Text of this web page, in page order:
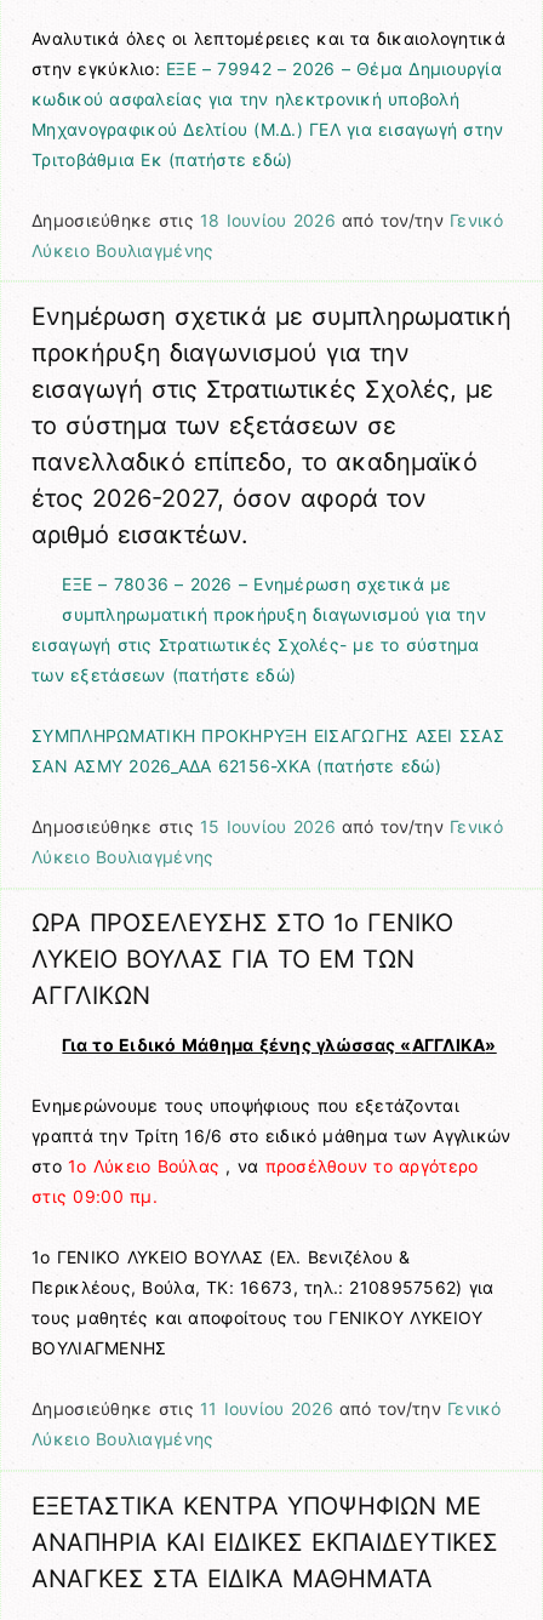
Αναλυτικά όλες οι λεπτομέρειες και τα δικαιολογητικά
στην εγκύκλιο: ΕΞΕ – 79942 – 2026 – Θέμα Δημιουργία
κωδικού ασφαλείας για την ηλεκτρονική υποβολή
Μηχανογραφικού Δελτίου (Μ.Δ.) ΓΕΛ για εισαγωγή στην
Τριτοβάθμια Εκ (πατήστε εδώ)
Δημοσιεύθηκε στις 18 Ιουνίου 2026 από τον/την Γενικό
Λύκειο Βουλιαγμένης
Ενημέρωση σχετικά με συμπληρωματική
προκήρυξη διαγωνισμού για την
εισαγωγή στις Στρατιωτικές Σχολές, με
το σύστημα των εξετάσεων σε
πανελλαδικό επίπεδο, το ακαδημαϊκό
έτος 2026-2027, όσον αφορά τον
αριθμό εισακτέων.
ΕΞΕ – 78036 – 2026 – Ενημέρωση σχετικά με
συμπληρωματική προκήρυξη διαγωνισμού για την
εισαγωγή στις Στρατιωτικές Σχολές- με το σύστημα
των εξετάσεων (πατήστε εδώ)
ΣΥΜΠΛΗΡΩΜΑΤΙΚΗ ΠΡΟΚΗΡΥΞΗ ΕΙΣΑΓΩΓΗΣ ΑΣΕΙ ΣΣΑΣ
ΣΑΝ ΑΣΜΥ 2026_ΑΔΑ 62156-ΧΚΑ (πατήστε εδώ)
Δημοσιεύθηκε στις 15 Ιουνίου 2026 από τον/την Γενικό
Λύκειο Βουλιαγμένης
ΩΡΑ ΠΡΟΣΕΛΕΥΣΗΣ ΣΤΟ 1ο ΓΕΝΙΚΟ
ΛΥΚΕΙΟ ΒΟΥΛΑΣ ΓΙΑ ΤΟ ΕΜ ΤΩΝ
ΑΓΓΛΙΚΩΝ
Για το Ειδικό Μάθημα ξένης γλώσσας «ΑΓΓΛΙΚΑ»
Ενημερώνουμε τους υποψήφιους που εξετάζονται
γραπτά την Τρίτη 16/6 στο ειδικό μάθημα των Αγγλικών
στο1ο Λύκειο Βούλας , να προσέλθουν το αργότερο
στις 09:00 πμ.
1ο ΓΕΝΙΚΟ ΛΥΚΕΙΟ ΒΟΥΛΑΣ (Ελ. Βενιζέλου &
Περικλέους, Βούλα, ΤΚ: 16673, τηλ.: 2108957562) για
τους μαθητές και αποφοίτους του ΓΕΝΙΚΟΥ ΛΥΚΕΙΟΥ
ΒΟΥΛΙΑΓΜΕΝΗΣ
Δημοσιεύθηκε στις 11 Ιουνίου 2026 από τον/την Γενικό
Λύκειο Βουλιαγμένης
ΕΞΕΤΑΣΤΙΚΑ ΚΕΝΤΡΑ ΥΠΟΨΗΦΙΩΝ ΜΕ
ΑΝΑΠΗΡΙΑ ΚΑΙ ΕΙΔΙΚΕΣ ΕΚΠΑΙΔΕΥΤΙΚΕΣ
ΑΝΑΓΚΕΣ ΣΤΑ ΕΙΔΙΚΑ ΜΑΘΗΜΑΤΑ